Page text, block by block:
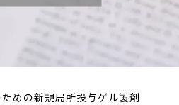
めの新規局所投与ゲル製剤